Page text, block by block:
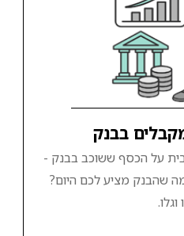
בבנק
על הכסף ששוכב בבנק -
שהבנק מציע לכם היום?
וגלו.